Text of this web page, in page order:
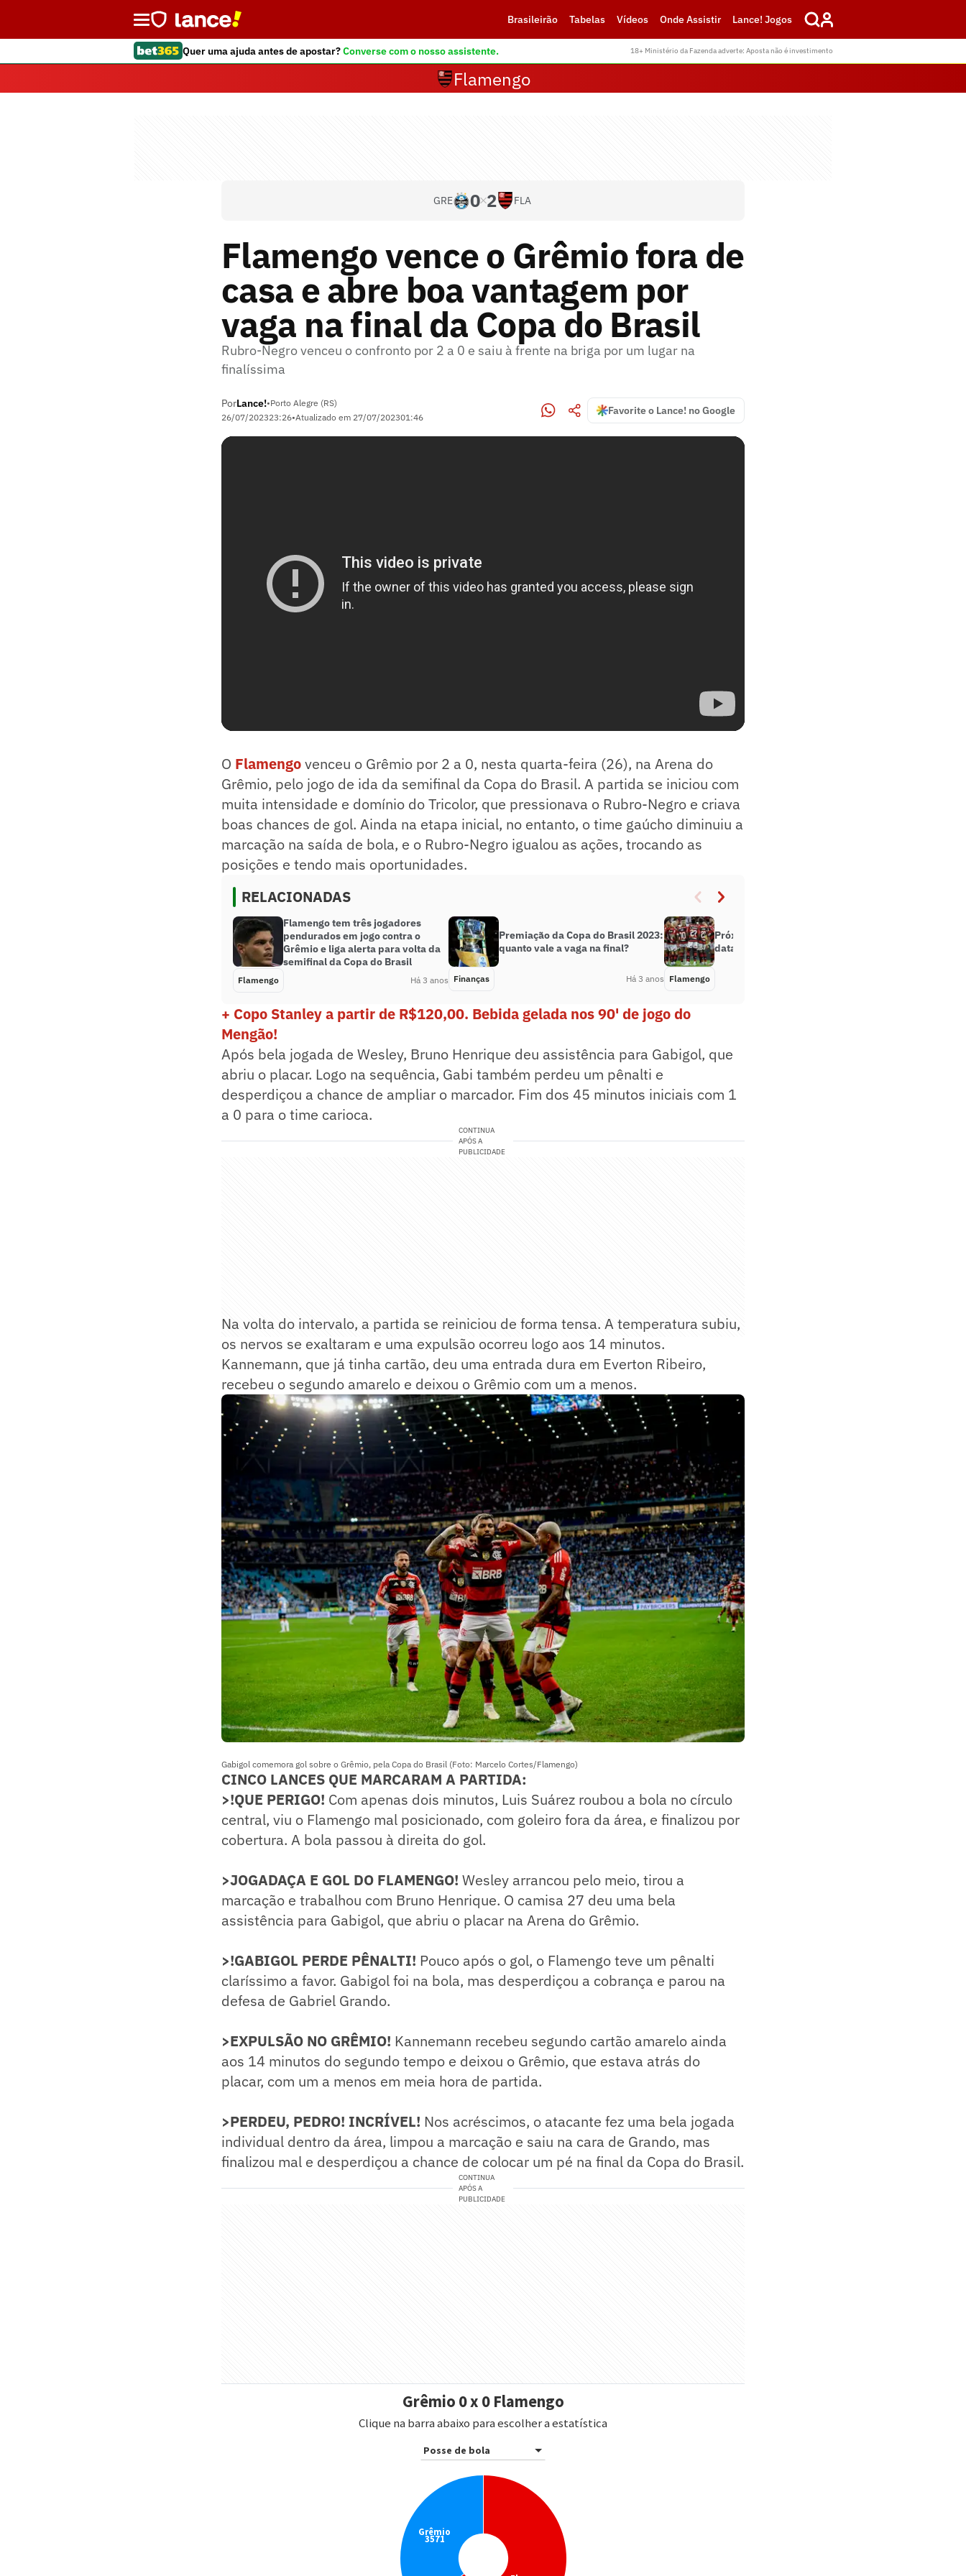
Brasileirão Tabelas Vídeos Onde Assistir Lance! Jogos
Quer uma ajuda antes de apostar?Converse com o nosso assistente. 18+ Ministério da Fazenda adverte: Aposta não é investimento
Flamengo
GRE 0 2 FLA
Flamengo vence o Grêmio fora de
casa e abre boa vantagem por
vaga na final da Copa do Brasil
Rubro-Negro venceu o confronto por 2 a 0 e saiu à frente na briga por um lugar na
finalíssima
PorLance!•Porto Alegre (RS)
26/07/202323:26•Atualizado em 27/07/202301:46
Favorite o Lance! no Google
O Flamengovenceu o Grêmio por 2 a 0, nesta quarta-feira (26), na Arena do
Grêmio, pelo jogo de ida da semifinal da Copa do Brasil. A partida se iniciou com
muita intensidade e domínio do Tricolor, que pressionava o Rubro-Negro e criava
boas chances de gol. Ainda na etapa inicial, no entanto, o time gaúcho diminuiu a
marcação na saída de bola, e o Rubro-Negro igualou as ações, trocando as
posições e tendo mais oportunidades.
RELACIONADAS
Flamengo tem três jogadores
pendurados em jogo contra o
Grêmio e liga alerta para volta da
semifinal da Copa do Brasil
Flamengo Há 3 anos
Premiação da Copa do Brasil 2023:
quanto vale a vaga na final?
Finanças Há 3 anos
Próximos jogos do Flamengo:
datas, horários e calendário
Flamengo
+ Copo Stanley a partir de R$120,00. Bebida gelada nos 90' de jogo do
Mengão!
Após bela jogada de Wesley, Bruno Henrique deu assistência para Gabigol, que
abriu o placar. Logo na sequência, Gabi também perdeu um pênalti e
desperdiçou a chance de ampliar o marcador. Fim dos 45 minutos iniciais com 1
a 0 para o time carioca.
CONTINUA
APÓS A
PUBLICIDADE
Na volta do intervalo, a partida se reiniciou de forma tensa. A temperatura subiu,
os nervos se exaltaram e uma expulsão ocorreu logo aos 14 minutos.
Kannemann, que já tinha cartão, deu uma entrada dura em Everton Ribeiro,
recebeu o segundo amarelo e deixou o Grêmio com um a menos.
Gabigol comemora gol sobre o Grêmio, pela Copa do Brasil (Foto: Marcelo Cortes/Flamengo)
CINCO LANCES QUE MARCARAM A PARTIDA:
>!QUE PERIGO! Com apenas dois minutos, Luis Suárez roubou a bola no círculo
central, viu o Flamengo mal posicionado, com goleiro fora da área, e finalizou por
cobertura. A bola passou à direita do gol.
>JOGADAÇA E GOL DO FLAMENGO! Wesley arrancou pelo meio, tirou a
marcação e trabalhou com Bruno Henrique. O camisa 27 deu uma bela
assistência para Gabigol, que abriu o placar na Arena do Grêmio.
>!GABIGOL PERDE PÊNALTI! Pouco após o gol, o Flamengo teve um pênalti
claríssimo a favor. Gabigol foi na bola, mas desperdiçou a cobrança e parou na
defesa de Gabriel Grando.
>EXPULSÃO NO GRÊMIO! Kannemann recebeu segundo cartão amarelo ainda
aos 14 minutos do segundo tempo e deixou o Grêmio, que estava atrás do
placar, com um a menos em meia hora de partida.
>PERDEU, PEDRO! INCRÍVEL! Nos acréscimos, o atacante fez uma bela jogada
individual dentro da área, limpou a marcação e saiu na cara de Grando, mas
finalizou mal e desperdiçou a chance de colocar um pé na final da Copa do Brasil.
CONTINUA
APÓS A
PUBLICIDADE